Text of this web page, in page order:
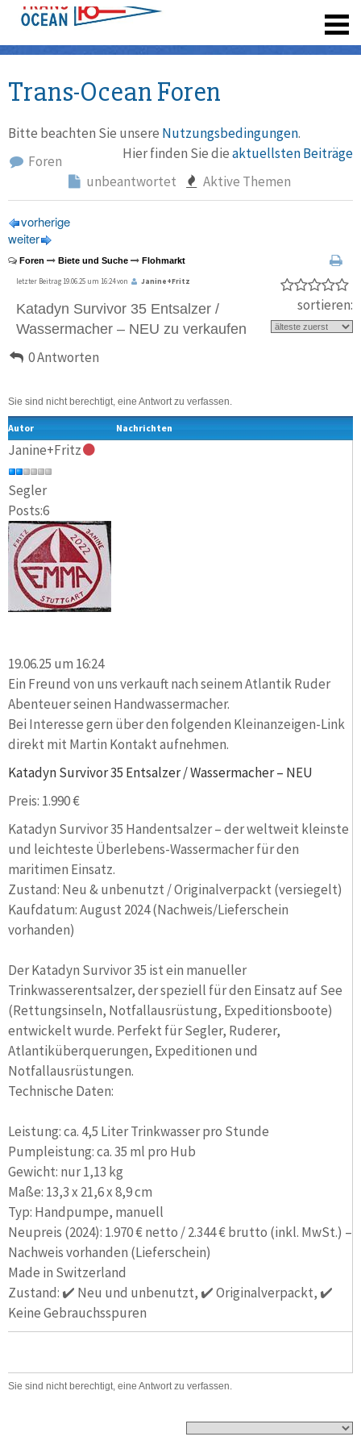
Trans-Ocean Foren
Bitte beachten Sie unsere Nutzungsbedingungen.
Hier finden Sie dieaktuellsten Beiträge
Foren
unbeantwortet
Aktive Themen
vorherige
weiter
Foren Biete und Suche Flohmarkt
letzter Beitrag 19.06.25 um 16:24 von Janine+Fritz
Katadyn Survivor 35 Entsalzer /
Wassermacher – NEU zu verkaufen
0 Antworten
sortieren:
Sie sind nicht berechtigt, eine Antwort zu verfassen.
Autor Nachrichten
Janine+Fritz
Segler
Posts:6
19.06.25 um 16:24
Ein Freund von uns verkauft nach seinem Atlantik Ruder
Abenteuer seinen Handwassermacher.
Bei Interesse gern über den folgenden Kleinanzeigen-Link
direkt mit Martin Kontakt aufnehmen.
Katadyn Survivor 35 Entsalzer / Wassermacher – NEU
Preis: 1.990 €
Katadyn Survivor 35 Handentsalzer – der weltweit kleinste
und leichteste Überlebens-Wassermacher für den
maritimen Einsatz.
Zustand: Neu & unbenutzt / Originalverpackt (versiegelt)
Kaufdatum: August 2024 (Nachweis/Lieferschein
vorhanden)
Der Katadyn Survivor 35 ist ein manueller
Trinkwasserentsalzer, der speziell für den Einsatz auf See
(Rettungsinseln, Notfallausrüstung, Expeditionsboote)
entwickelt wurde. Perfekt für Segler, Ruderer,
Atlantiküberquerungen, Expeditionen und
Notfallausrüstungen.
Technische Daten:
Leistung: ca. 4,5 Liter Trinkwasser pro Stunde
Pumpleistung: ca. 35 ml pro Hub
Gewicht: nur 1,13 kg
Maße: 13,3 x 21,6 x 8,9 cm
Typ: Handpumpe, manuell
Neupreis (2024): 1.970 € netto / 2.344 € brutto (inkl. MwSt.) –
Nachweis vorhanden (Lieferschein)
Made in Switzerland
Zustand: ✔️ Neu und unbenutzt, ✔️ Originalverpackt, ✔️
Keine Gebrauchsspuren
Sie sind nicht berechtigt, eine Antwort zu verfassen.